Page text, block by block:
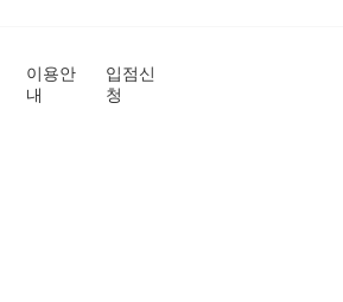
이용안
내
입점신
청